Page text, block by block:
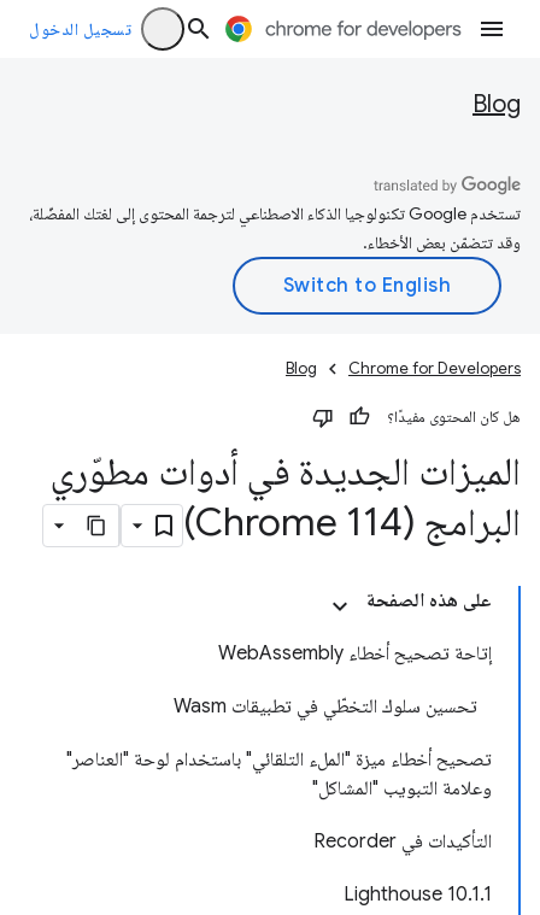
تسجيل الدخول
Blog
تستخدم Google تكنولوجيا الذكاء الاصطناعي لترجمة المحتوى إلى لغتك المفضّلة،
وقد تتضمّن بعض الأخطاء.
Chrome for Developers
Blog
هل كان المحتوى مفيدًا؟
الميزات الجديدة في أدوات مطوّري
البرامج (Chrome 114)
على هذه الصفحة
إتاحة تصحيح أخطاء WebAssembly
تحسين سلوك التخطّي في تطبيقات Wasm
تصحيح أخطاء ميزة "الملء التلقائي" باستخدام لوحة "العناصر"
وعلامة التبويب "المشاكل"
التأكيدات في Recorder
‫Lighthouse 10.1.1